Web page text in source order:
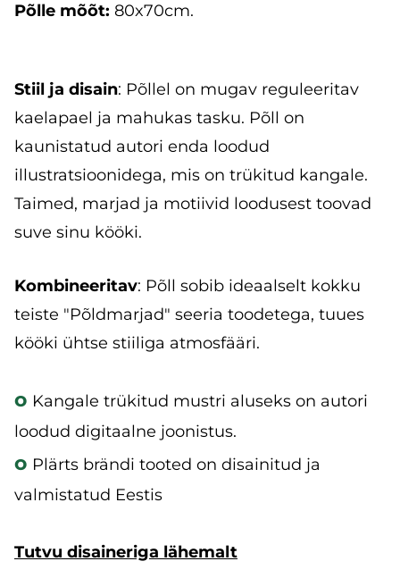
Põlle mõõt: 80x70cm.
Stiil ja disain: Põllel on mugav reguleeritav
kaelapael ja mahukas tasku. Põll on
kaunistatud autori enda loodud
illustratsioonidega, mis on trükitud kangale.
Taimed, marjad ja motiivid loodusest toovad
suve sinu kööki.
Kombineeritav: Põll sobib ideaalselt kokku
teiste "Põldmarjad" seeria toodetega, tuues
kööki ühtse stiiliga atmosfääri.
o Kangale trükitud mustri aluseks on autori
loodud digitaalne joonistus.
o Plärts brändi tooted on disainitud ja
valmistatud Eestis
Tutvu disaineriga lähemalt